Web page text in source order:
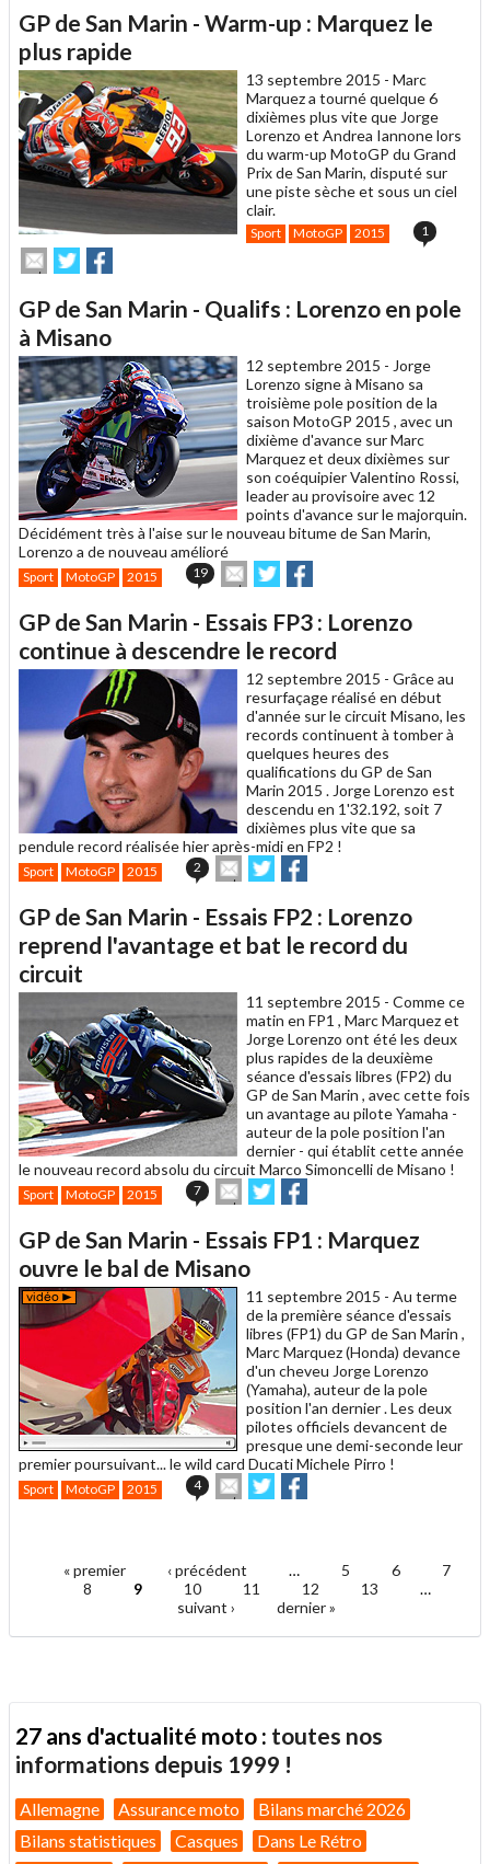
à
GP de San Marin - Warm-up : Marquez le
plus rapide
13 septembre 2015 - Marc
Marquez a tourné quelque 6
dixièmes plus vite que Jorge
Lorenzo et Andrea Iannone lors
du warm-up MotoGP du Grand
Prix de San Marin, disputé sur
une piste sèche et sous un ciel
clair.
Sport MotoGP 2015 1
Envoyer
cet
à
un
ami
Partager
sur
sur
GP de San Marin - Qualifs : Lorenzo en pole
à Misano
12 septembre 2015 - Jorge
Lorenzo signe à Misano sa
troisième pole position de la
saison MotoGP 2015 , avec un
dixième d'avance sur Marc
Marquez et deux dixièmes sur
son coéquipier Valentino Rossi,
leader au provisoire avec 12
points d'avance sur le majorquin.
Décidément très à l'aise sur le nouveau bitume de San Marin,
Lorenzo a de nouveau amélioré
Sport MotoGP 2015 19
Envoyer
cet
à
un
ami
Partager
sur sur
GP de San Marin - Essais FP3 : Lorenzo
continue à descendre le record
12 septembre 2015 - Grâce au
resurfaçage réalisé en début
d'année sur le circuit Misano, les
records continuent à tomber à
quelques heures des
qualifications du GP de San
Marin 2015 . Jorge Lorenzo est
descendu en 1'32.192, soit 7
dixièmes plus vite que sa
pendule record réalisée hier après-midi en FP2 !
Sport MotoGP 2015 2
Envoyer
cet
à
un
ami
Partager
sur sur
GP de San Marin - Essais FP2 : Lorenzo
reprend l'avantage et bat le record du
circuit
11 septembre 2015 - Comme ce
matin en FP1 , Marc Marquez et
Jorge Lorenzo ont été les deux
plus rapides de la deuxième
séance d'essais libres (FP2) du
GP de San Marin , avec cette fois
un avantage au pilote Yamaha -
auteur de la pole position l'an
dernier - qui établit cette année
le nouveau record absolu du circuit Marco Simoncelli de Misano !
Sport MotoGP 2015 7
Envoyer
cet
à
un
ami
Partager
sur sur
GP de San Marin - Essais FP1 : Marquez
ouvre le bal de Misano
11 septembre 2015 - Au terme
de la première séance d'essais
libres (FP1) du GP de San Marin ,
Marc Marquez (Honda) devance
d'un cheveu Jorge Lorenzo
(Yamaha), auteur de la pole
position l'an dernier . Les deux
pilotes officiels devancent de
presque une demi-seconde leur
premier poursuivant... le wild card Ducati Michele Pirro !
Sport MotoGP 2015 4
Envoyer
cet
ami
Partager
sur sur
Pages« premier ‹ précédent … 5 6
7
8
9 10 11 12 13
…
suivant ›
dernier »
27 ans d'actualité moto : toutes nos
informations depuis 1999 !
Allemagne Assurance moto
Bilans marché 2026
Bilans statistiques
Casques
Dans Le Rétro